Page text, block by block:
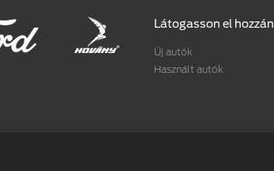
Látogasson el
Új autók
Használt autók